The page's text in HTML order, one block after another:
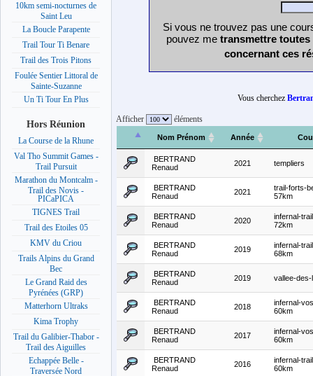
10km semi-nocturnes de
Saint Leu
La Boucle Parapente
Trail Tour Ti Benare
Trail des Trois Pitons
Foulée Sentier Littoral de
Sainte-Suzanne
Un Ti Tour En Plus
Hors Réunion
La Course de la Rhune
Val Tho Summit Games -
Trail Pursuit
Marathon du Montcalm -
Trail des Novis -
PICaPICA
TIGNES Trail
Trail des Etoiles 05
KMV du Criou
Trails Alpins du Grand
Bec
Le Grand Raid des
Pyrénées (GRP)
Matterhorn Ultraks
Kima Trophy
Trail du Galibier-Thabor -
Trail des Aiguilles
Echappée Belle -
Traversée Nord
Si vous ne trouvez pas une
pouvez me transmettre
concernant ces
Vous cherchez
Afficher éléments
Nom Prénom Année
BERTRAND
Renaud
2021 templiers
BERTRAND
Renaud
2021
trail-forts-
57km
BERTRAND
Renaud
2020
infernal-
72km
BERTRAND
Renaud
2019
infernal-
68km
BERTRAND
Renaud
2019 vallee-
BERTRAND
Renaud
2018
infernal-
60km
BERTRAND
Renaud
2017
infernal-
60km
BERTRAND
Renaud
2016
infernal-
60km